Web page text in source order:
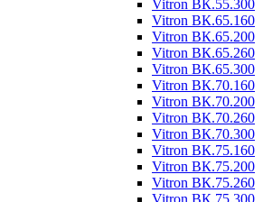
Vitron ВК.55.300
Vitron ВК.65.160
Vitron ВК.65.200
Vitron ВК.65.260
Vitron ВК.65.300
Vitron ВК.70.160
Vitron ВК.70.200
Vitron ВК.70.260
Vitron ВК.70.300
Vitron ВК.75.160
Vitron ВК.75.200
Vitron ВК.75.260
Vitron ВК.75.300